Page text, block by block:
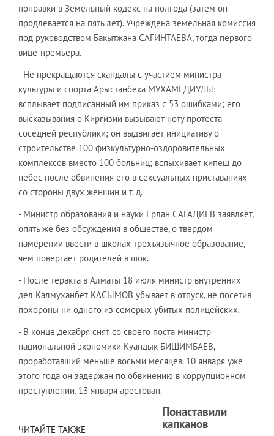
поправки в Земельный кодекс на полгода (затем он
продлевается на пять лет). Учреждена земельная комиссия
под руководством Бакытжана САГИНТАЕВА, тогда первого
вице-премьера.
- Не прекращаются скандалы с участием министра
культуры и спорта Арыстанбека МУХАМЕДИУЛЫ:
всплывает подписанный им приказ с 53 ошибками; его
высказывания о Киргизии вызывают ноту протеста
соседней республики; он выдвигает инициативу о
строительстве 100 физкультурно-оздоровительных
комплексов вместо 100 больниц; вспыхивает кипеш до
небес после обвинения его в сексуальных приставаниях
со стороны двух женщин и т. д.
- Министр образования и науки Ерлан САГАДИЕВ заявляет,
опять же без обсуждения в обществе, о твердом
намерении ввести в школах трехъязычное образование,
чем повергает родителей в шок.
- После теракта в Алматы 18 июля министр внутренних
дел Калмуханбет КАСЫМОВ убывает в отпуск, не посетив
похороны ни одного из семерых убитых полицейских.
- В конце декабря снят со своего поста министр
национальной экономики Куандык БИШИМБАЕВ,
проработавший меньше восьми месяцев. 10 января уже
этого года он задержан по обвинению в коррупционном
преступлении. 13 января арестован.
ЧИТАЙТЕ ТАКЖЕ
Понаставили
капканов